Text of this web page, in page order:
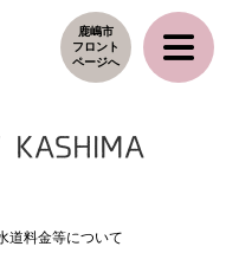
鹿嶋市
フロント
ページへ
道料金等について